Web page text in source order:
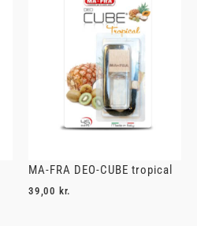
MA-FRA DEO-CUBE tropical
39,00 kr.